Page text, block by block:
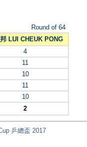
Round of 64
LUI CHEUK PONG
4
11
10
11
10
2
乒總盃 2017